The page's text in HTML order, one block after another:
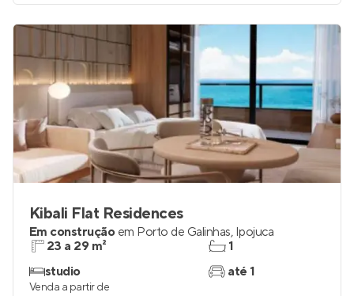
Kibali Flat Residences
Em construção em Porto de Galinhas, Ipojuca
23 a 29 m²
studio
1
até 1
Venda a partir de